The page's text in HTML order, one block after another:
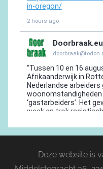
Deze website is